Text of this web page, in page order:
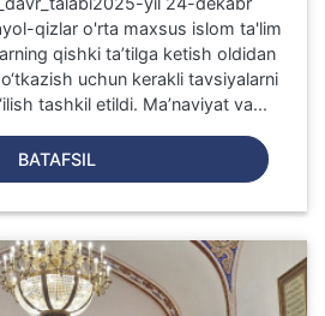
qizlar o'rta maxsus islom ta'lim
qishki ta’tilga ketish oldidan
uchun kerakli tavsiyalarni
tashkil etildi. Ma’naviyat va...
BATAFSIL